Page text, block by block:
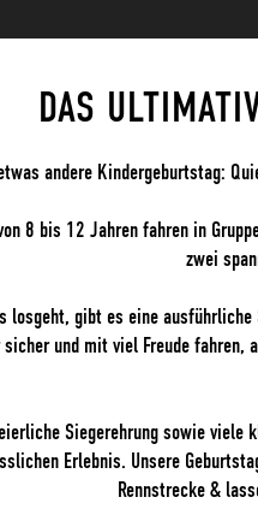
DAS
andere Kindergeburtstag:
8 bis 12 Jahren fahren in
zwei
losgeht, gibt es eine
sicher und mit viel Freude fahren,
Siegerehrung sowie viele
Erlebnis. Unsere
Rennstrecke &